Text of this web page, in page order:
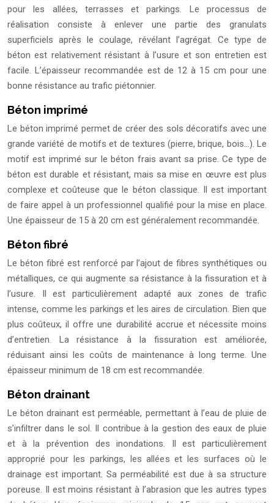
pour les allées, terrasses et parkings. Le processus de
réalisation consiste à enlever une partie des granulats
superficiels après le coulage, révélant l’agrégat. Ce type de
béton est relativement résistant à l’usure et son entretien est
facile. L’épaisseur recommandée est de 12 à 15 cm pour une
bonne résistance au trafic piétonnier.
Béton imprimé
Le béton imprimé permet de créer des sols décoratifs avec une
grande variété de motifs et de textures (pierre, brique, bois…). Le
motif est imprimé sur le béton frais avant sa prise. Ce type de
béton est durable et résistant, mais sa mise en œuvre est plus
complexe et coûteuse que le béton classique. Il est important
de faire appel à un professionnel qualifié pour la mise en place.
Une épaisseur de 15 à 20 cm est généralement recommandée.
Béton fibré
Le béton fibré est renforcé par l’ajout de fibres synthétiques ou
métalliques, ce qui augmente sa résistance à la fissuration et à
l’usure. Il est particulièrement adapté aux zones de trafic
intense, comme les parkings et les aires de circulation. Bien que
plus coûteux, il offre une durabilité accrue et nécessite moins
d’entretien. La résistance à la fissuration est améliorée,
réduisant ainsi les coûts de maintenance à long terme. Une
épaisseur minimum de 18 cm est recommandée.
Béton drainant
Le béton drainant est perméable, permettant à l’eau de pluie de
s’infiltrer dans le sol. Il contribue à la gestion des eaux de pluie
et à la prévention des inondations. Il est particulièrement
approprié pour les parkings, les allées et les surfaces où le
drainage est important. Sa perméabilité est due à sa structure
poreuse. Il est moins résistant à l’abrasion que les autres types